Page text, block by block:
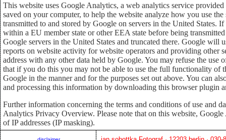
This website uses Google Analytics, a web analytics service
saved on your computer, to help the website analyze how you use
transmitted to and stored by Google on servers in the United States.
within a EU member state or other EEA state before being
Google servers in the United States and truncated there. Google
reports on website activity for website operators and providing other
address with any other data held by Google. You may refuse the use
that if you do this you may not be able to use the full functionality of
Google in the manner and for the purposes set out above. You can
and processing this information by downloading this browser plugin
Further information concerning the terms and conditions of use and
Analytics Privacy Overview. Please note that on this website,
of IP addresses (IP masking).